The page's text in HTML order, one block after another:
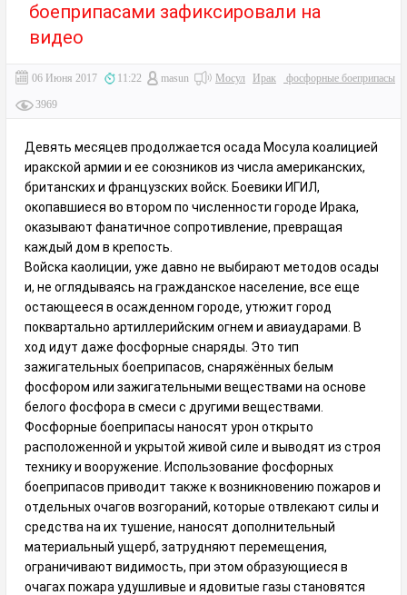
боеприпасами зафиксировали на
видео
06 Июня 2017 11:22 masun Мосул Ирак фосфорные боеприпасы
3969
Девять месяцев продолжается осада Мосула коалицией
иракской армии и ее союзников из числа американских,
британских и французских войск. Боевики ИГИЛ,
окопавшиеся во втором по численности городе Ирака,
оказывают фанатичное сопротивление, превращая
каждый дом в крепость.
Войска каолиции, уже давно не выбирают методов осады
и, не оглядываясь на гражданское население, все еще
остающееся в осажденном городе, утюжит город
поквартально артиллерийским огнем и авиаударами. В
ход идут даже фосфорные снаряды. Это тип
зажигательных боеприпасов, снаряжённых белым
фосфором или зажигательными веществами на основе
белого фосфора в смеси с другими веществами.
Фосфорные боеприпасы наносят урон открыто
расположенной и укрытой живой силе и выводят из строя
технику и вооружение. Использование фосфорных
боеприпасов приводит также к возникновению пожаров и
отдельных очагов возгораний, которые отвлекают силы и
средства на их тушение, наносят дополнительный
материальный ущерб, затрудняют перемещения,
ограничивают видимость, при этом образующиеся в
очагах пожара удушливые и ядовитые газы становятся